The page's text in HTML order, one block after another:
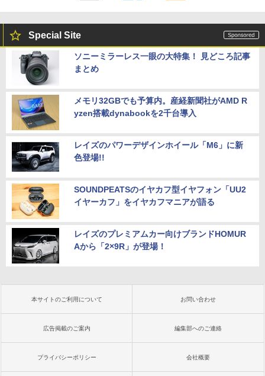
Special Site
ソニーミラーレス一眼の大特集！ 見どころ記事
まとめ
メモリ32GBでも予算内。産経新聞社がAMD R
yzen搭載dynabookを2千台導入
レイズのパワーデザインホイール「M6」に新
色登場!!
SOUNDPEATSのイヤカフ型イヤフォン「UU2
イヤーカフ」をイヤカフマニアが語る
レイズのプレミアムカー向けブランドHOMUR
Aから「2×9R」が登場！
本サイトのご利用について お問い合わせ
広告掲載のご案内 編集部へのご連絡
プライバシーポリシー 会社概要